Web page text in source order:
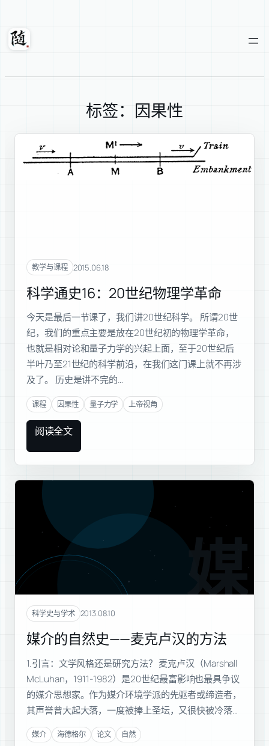
内
随轩
标签：因果性
教学与课程 2015.06.18
科学通史16：20世纪物理学革命
今天是最后一节课了，我们讲20世纪科学。 所谓20世
纪，我们的重点主要是放在20世纪初的物理学革命，
也就是相对论和量子力学的兴起上面，至于20世纪后
半叶乃至21世纪的科学前沿，在我们这门课上就不再涉
及了。 历史是讲不完的…
课程 因果性 量子力学 上帝视角
阅读全文
媒介
科学史与学术 2013.08.10
媒介的自然史——麦克卢汉的方法
1.引言：文学风格还是研究方法？ 麦克卢汉（Marshall
McLuhan，1911-1982）是20世纪最富影响也最具争议
的媒介思想家。作为媒介环境学派的先驱者或缔造者，
其声誉曾大起大落，一度被捧上圣坛，又很快被冷落…
媒介 海德格尔 论文 自然